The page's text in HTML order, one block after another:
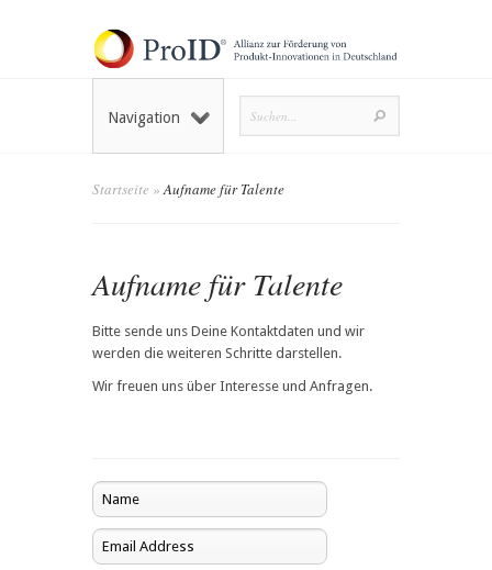
Navigation
Startseite »Aufname für Talente
Aufname für Talente
Bitte sende uns Deine Kontaktdaten und wir
werden die weiteren Schritte darstellen.
Wir freuen uns über Interesse und Anfragen.